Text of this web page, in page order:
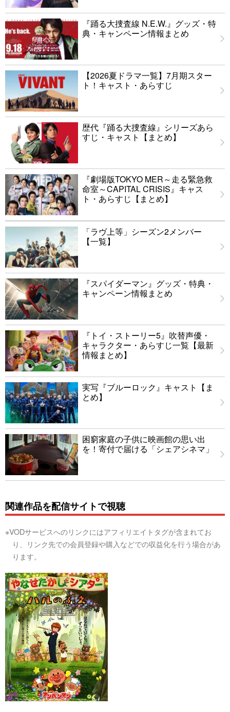
『踊る大捜査線 N.E.W.』グッズ・特
典・キャンペーン情報まとめ
【2026夏ドラマ一覧】7月期スター
ト！キャスト・あらすじ
歴代『踊る大捜査線』シリーズあら
すじ・キャスト【まとめ】
『劇場版TOKYO MER～走る緊急救
命室～CAPITAL CRISIS』キャス
ト・あらすじ【まとめ】
「ラヴ上等」シーズン2メンバー
【一覧】
『スパイダーマン』グッズ・特典・
キャンペーン情報まとめ
『トイ・ストーリー5』吹替声優・
キャラクター・あらすじ一覧【最新
情報まとめ】
実写『ブルーロック』キャスト【ま
とめ】
困窮家庭の子供に映画館の思い出
を！寄付で届ける「シェアシネマ」
関連作品を配信サイトで視聴
※VODサービスへのリンクにはアフィリエイトタグが含まれてお
り、リンク先での会員登録や購入などでの収益化を行う場合があ
ります。